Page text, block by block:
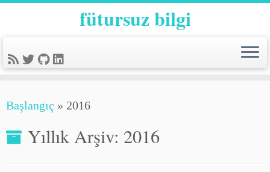
fütursuz bilgi
Başlangıç » 2016
Yıllık Arşiv: 2016